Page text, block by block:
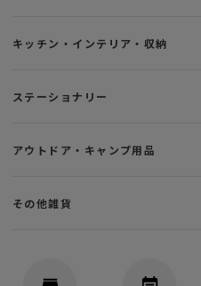
キッチン・インテリア・収納
ステーショナリー
アウトドア・キャンプ用品
その他雑貨